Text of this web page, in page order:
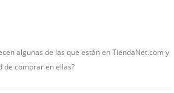
algunas de las que están en TiendaNet.com y
de comprar en ellas?